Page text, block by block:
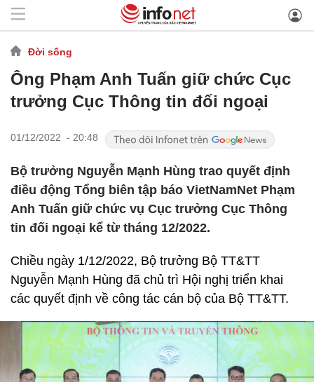
Đời sống
Ông Phạm Anh Tuấn giữ chức Cục
trưởng Cục Thông tin đối ngoại
01/12/2022 - 20:48
Bộ trưởng Nguyễn Mạnh Hùng trao quyết định
điều động Tổng biên tập báo VietNamNet Phạm
Anh Tuấn giữ chức vụ Cục trưởng Cục Thông
tin đối ngoại kể từ tháng 12/2022.
Chiều ngày 1/12/2022, Bộ trưởng Bộ TT&TT
Nguyễn Mạnh Hùng đã chủ trì Hội nghị triển khai
các quyết định về công tác cán bộ của Bộ TT&TT.